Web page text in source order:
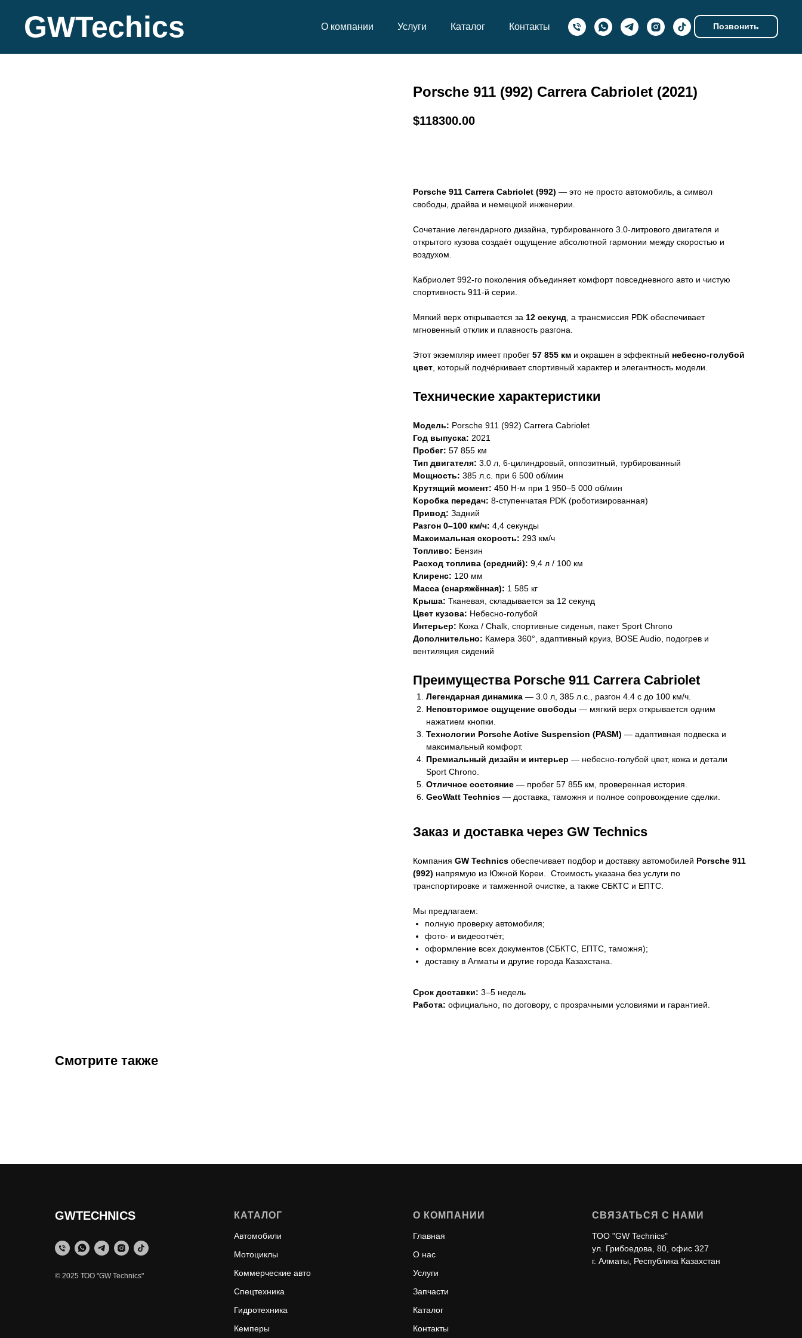
GWTechics О компании Услуги Каталог Контакты Позвонить
Porsche 911 (992) Carrera Cabriolet (2021)
$118300.00
Porsche 911 Carrera Cabriolet (992) — это не просто автомобиль, а символ
свободы, драйва и немецкой инженерии.
Сочетание легендарного дизайна, турбированного 3.0-литрового двигателя и
открытого кузова создаёт ощущение абсолютной гармонии между скоростью и
воздухом.
Кабриолет 992-го поколения объединяет комфорт повседневного авто и чистую
спортивность 911-й серии.
Мягкий верх открывается за 12 секунд, а трансмиссия PDK обеспечивает
мгновенный отклик и плавность разгона.
Этот экземпляр имеет пробег 57 855 км и окрашен в эффектный небесно-голубой
цвет, который подчёркивает спортивный характер и элегантность модели.
Технические характеристики
Модель: Porsche 911 (992) Carrera Cabriolet
Год выпуска: 2021
Пробег: 57 855 км
Тип двигателя: 3.0 л, 6-цилиндровый, оппозитный, турбированный
Мощность: 385 л.с. при 6 500 об/мин
Крутящий момент: 450 Н·м при 1 950–5 000 об/мин
Коробка передач: 8-ступенчатая PDK (роботизированная)
Привод: Задний
Разгон 0–100 км/ч: 4,4 секунды
Максимальная скорость: 293 км/ч
Топливо: Бензин
Расход топлива (средний): 9,4 л / 100 км
Клиренс: 120 мм
Масса (снаряжённая): 1 585 кг
Крыша: Тканевая, складывается за 12 секунд
Цвет кузова: Небесно-голубой
Интерьер: Кожа / Chalk, спортивные сиденья, пакет Sport Chrono
Дополнительно: Камера 360°, адаптивный круиз, BOSE Audio, подогрев и
вентиляция сидений
Преимущества Porsche 911 Carrera Cabriolet
Легендарная динамика — 3.0 л, 385 л.с., разгон 4.4 с до 100 км/ч.
Неповторимое ощущение свободы — мягкий верх открывается одним
нажатием кнопки.
Технологии Porsche Active Suspension (PASM) — адаптивная подвеска и
максимальный комфорт.
Премиальный дизайн и интерьер — небесно-голубой цвет, кожа и детали
Sport Chrono.
Отличное состояние — пробег 57 855 км, проверенная история.
GeoWatt Technics — доставка, таможня и полное сопровождение сделки.
Заказ и доставка через GW Technics
Компания GW Technics обеспечивает подбор и доставку автомобилей Porsche 911
(992) напрямую из Южной Кореи. Стоимость указана без услуги по
транспортировке и тамженной очистке, а также СБКТС и ЕПТС.
Мы предлагаем:
полную проверку автомобиля;
фото- и видеоотчёт;
оформление всех документов (СБКТС, ЕПТС, таможня);
доставку в Алматы и другие города Казахстана.
Срок доставки: 3–5 недель
Работа: официально, по договору, с прозрачными условиями и гарантией.
Смотрите также
GWTECHNICS
© 2025 ТОО "GW Technics"
КАТАЛОГ
Автомобили
Мотоциклы
Коммерческие авто
Спецтехника
Гидротехника
Кемперы
О КОМПАНИИ
Главная
О нас
Услуги
Запчасти
Каталог
Контакты
СВЯЗАТЬСЯ С НАМИ
ТОО "GW Technics"
ул. Грибоедова, 80, офис 327
г. Алматы, Республика Казахстан